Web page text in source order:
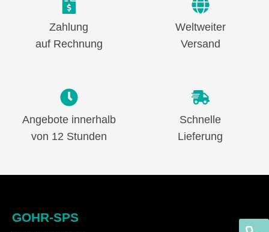
Zahlung
auf Rechnung
Weltweiter
Versand
Angebote innerhalb
von 12 Stunden
Schnelle
Lieferung
GOHR-SPS